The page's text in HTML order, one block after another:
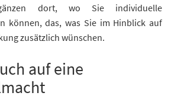
dort, wo Sie individuelle
können, das, was Sie im Hinblick auf
zusätzlich wünschen.
auf eine